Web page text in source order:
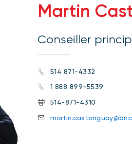
Martin
Conseiller
514 871-4332
1 888 899-5539
514-871-4310